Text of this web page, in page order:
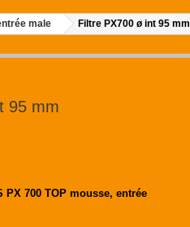
male Filtre PX700 ø int 95 mm
95 mm
PX 700 TOP mousse, entrée